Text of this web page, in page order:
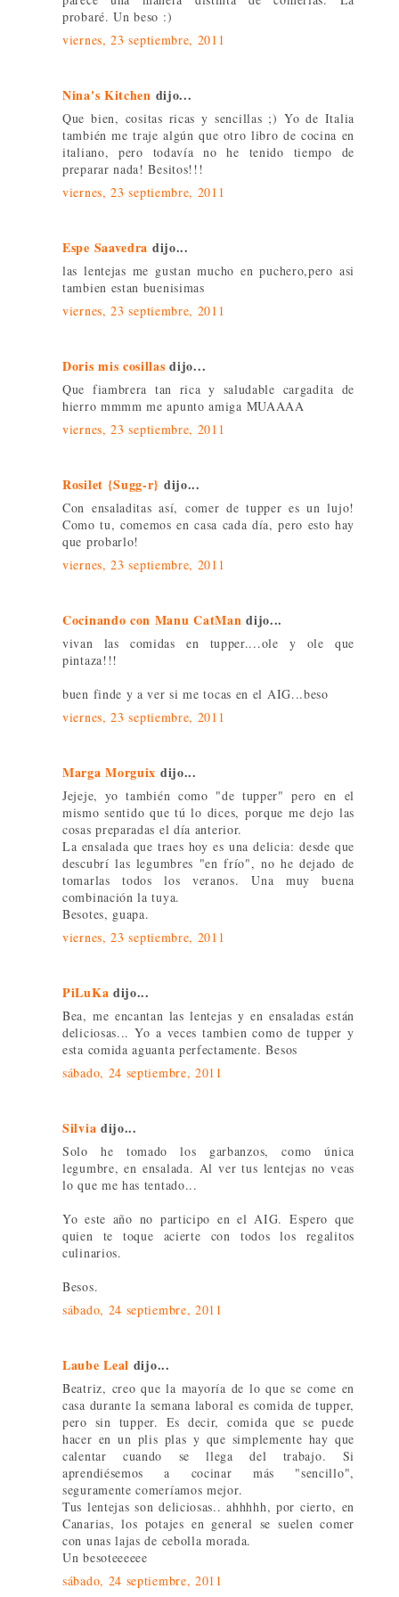
probaré. Un beso :)
viernes, 23 septiembre, 2011
Nina's Kitchen dijo...
Que bien, cositas ricas y sencillas ;) Yo de Italia
también me traje algún que otro libro de cocina en
italiano, pero todavía no he tenido tiempo de
preparar nada! Besitos!!!
viernes, 23 septiembre, 2011
Espe Saavedra dijo...
las lentejas me gustan mucho en puchero,pero asi
tambien estan buenisimas
viernes, 23 septiembre, 2011
Doris mis cosillas dijo...
Que fiambrera tan rica y saludable cargadita de
hierro mmmm me apunto amiga MUAAAA
viernes, 23 septiembre, 2011
Rosilet {Sugg-r} dijo...
Con ensaladitas así, comer de tupper es un lujo!
Como tu, comemos en casa cada día, pero esto hay
que probarlo!
viernes, 23 septiembre, 2011
Cocinando con Manu CatMan dijo...
vivan las comidas en tupper....ole y ole que
pintaza!!!
buen finde y a ver si me tocas en el AIG...beso
viernes, 23 septiembre, 2011
Marga Morguix dijo...
Jejeje, yo también como "de tupper" pero en el
mismo sentido que tú lo dices, porque me dejo las
cosas preparadas el día anterior.
La ensalada que traes hoy es una delicia: desde que
descubrí las legumbres "en frío", no he dejado de
tomarlas todos los veranos. Una muy buena
combinación la tuya.
Besotes, guapa.
viernes, 23 septiembre, 2011
PiLuKa dijo...
Bea, me encantan las lentejas y en ensaladas están
deliciosas... Yo a veces tambien como de tupper y
esta comida aguanta perfectamente. Besos
sábado, 24 septiembre, 2011
Silvia dijo...
Solo he tomado los garbanzos, como única
legumbre, en ensalada. Al ver tus lentejas no veas
lo que me has tentado...
Yo este año no participo en el AIG. Espero que
quien te toque acierte con todos los regalitos
culinarios.
Besos.
sábado, 24 septiembre, 2011
Laube Leal dijo...
Beatriz, creo que la mayoría de lo que se come en
casa durante la semana laboral es comida de tupper,
pero sin tupper. Es decir, comida que se puede
hacer en un plis plas y que simplemente hay que
calentar cuando se llega del trabajo. Si
aprendiésemos a cocinar más "sencillo",
seguramente comeríamos mejor.
Tus lentejas son deliciosas.. ahhhhh, por cierto, en
Canarias, los potajes en general se suelen comer
con unas lajas de cebolla morada.
Un besoteeeeee
sábado, 24 septiembre, 2011